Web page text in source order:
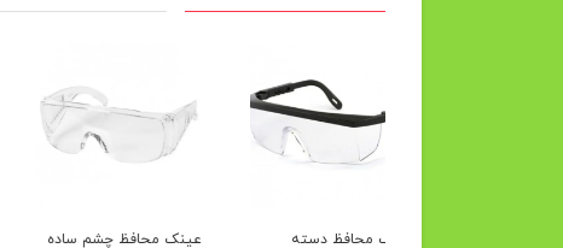
عینک محافظ چشم ساده
روکش تبلت نایلونی چسب